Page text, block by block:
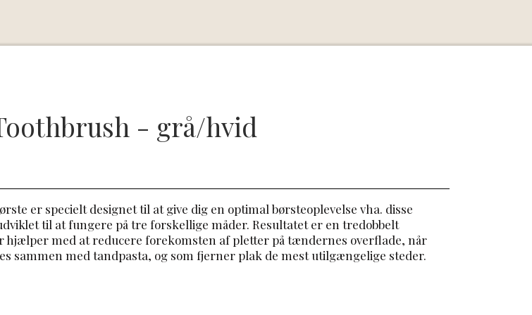
- grå/hvid
er specielt designet til at give dig en optimal børsteoplevelse vha. disse
til at fungere på tre forskellige måder. Resultatet er en tredobbelt
hjælper med at reducere forekomsten af pletter på tændernes overflade, når
sammen med tandpasta, og som fjerner plak de mest utilgængelige steder.